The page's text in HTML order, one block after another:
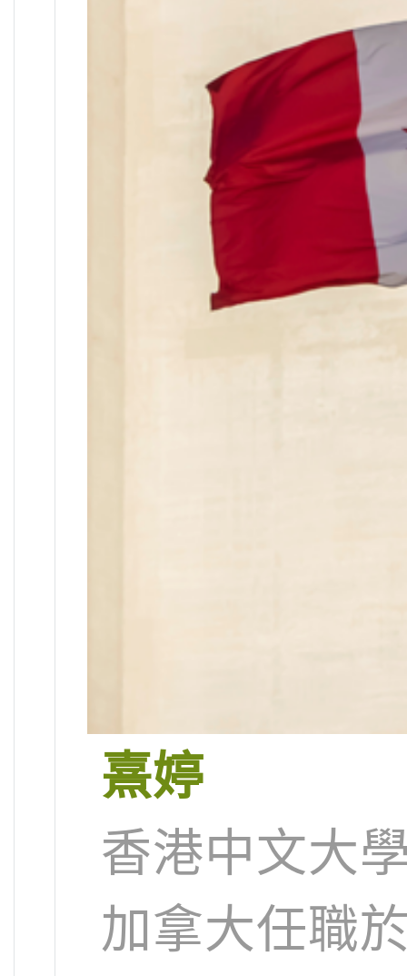
熹婷
香港中文大
加拿大任職